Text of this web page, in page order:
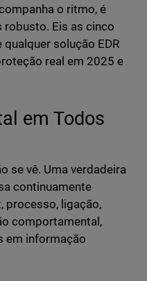
o ritmo, é
robusto. Eis as cinco
solução EDR
real em 2025 e
em Todos
se vê. Uma verdadeira
continuamente
processo, ligação,
comportamental,
em informação